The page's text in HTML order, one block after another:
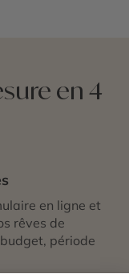
en 4
en ligne et
rêves de
période